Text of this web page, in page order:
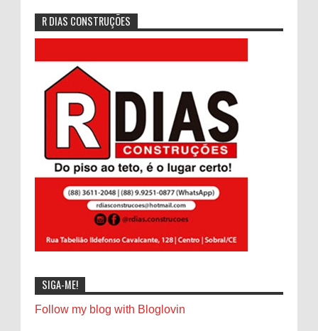
R DIAS CONSTRUÇÕES
SIGA-ME!
Follow my blog with Bloglovin